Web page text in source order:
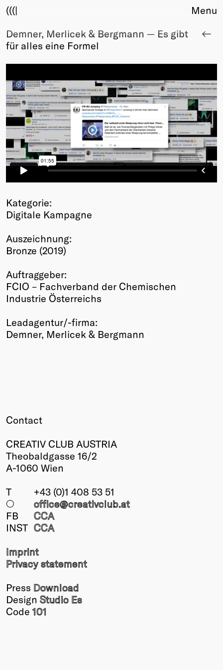
(((|
About
Club
Fair Work
TBD
Events
Upcoming
Past
Membership
Info
Young Creatives
Friends of Creativity
Winners
2026
Annual
Menu
Demner, Merlicek & Bergmann — Es gibt
für alles eine Formel
Kategorie:
Digitale Kampagne
Auszeichnung:
Bronze (2019)
Auftraggeber:
FCIO – Fachverband der Chemischen
Industrie Österreichs
Leadagentur/-firma:
Demner, Merlicek & Bergmann
Contact
CREATIV CLUB AUSTRIA
Theobaldgasse 16/2
A-1060 Wien
T
+43 (0)1 408 53 51
○
office@creativclub.at
FB
CCA
INST CCA
Imprint
Privacy statement
Press Download
Design Studio Es
Code 101